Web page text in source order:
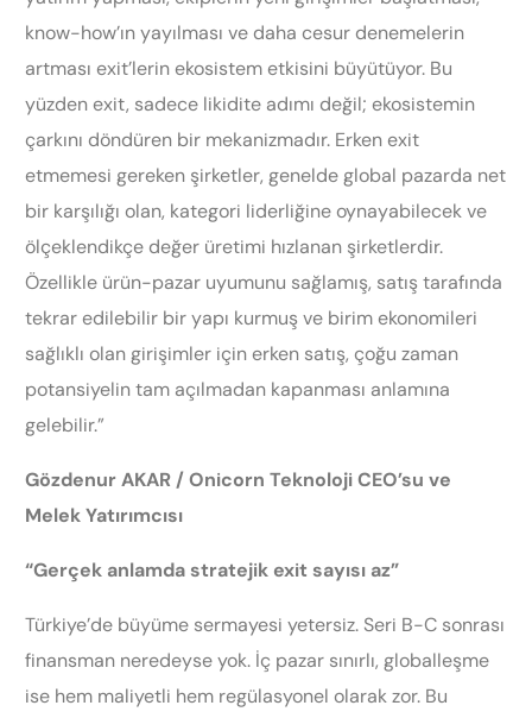
know-how’ın yayılması ve daha cesur denemelerin
artması exit’lerin ekosistem etkisini büyütüyor. Bu
yüzden exit, sadece likidite adımı değil; ekosistemin
çarkını döndüren bir mekanizmadır. Erken exit
etmemesi gereken şirketler, genelde global pazarda net
bir karşılığı olan, kategori liderliğine oynayabilecek ve
ölçeklendikçe değer üretimi hızlanan şirketlerdir.
Özellikle ürün-pazar uyumunu sağlamış, satış tarafında
tekrar edilebilir bir yapı kurmuş ve birim ekonomileri
sağlıklı olan girişimler için erken satış, çoğu zaman
potansiyelin tam açılmadan kapanması anlamına
gelebilir.”
Gözdenur AKAR / Onicorn Teknoloji CEO’su ve
Melek Yatırımcısı
“Gerçek anlamda stratejik exit sayısı az”
Türkiye’de büyüme sermayesi yetersiz. Seri B-C sonrası
finansman neredeyse yok. İç pazar sınırlı, globalleşme
ise hem maliyetli hem regülasyonel olarak zor. Bu